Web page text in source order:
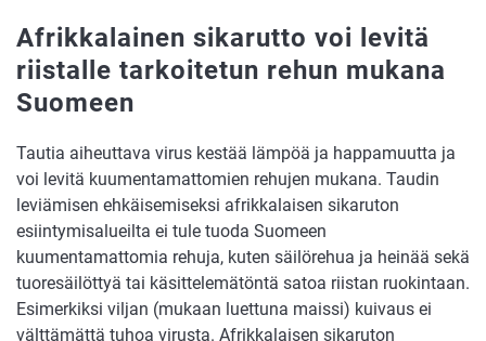
Afrikkalainen sikarutto voi levitä
riistalle tarkoitetun rehun mukana
Suomeen
Tautia aiheuttava virus kestää lämpöä ja happamuutta ja
voi levitä kuumentamattomien rehujen mukana. Taudin
leviämisen ehkäisemiseksi afrikkalaisen sikaruton
esiintymisalueilta ei tule tuoda Suomeen
kuumentamattomia rehuja, kuten säilörehua ja heinää sekä
tuoresäilöttyä tai käsittelemätöntä satoa riistan ruokintaan.
Esimerkiksi viljan (mukaan luettuna maissi) kuivaus ei
välttämättä tuhoa virusta. Afrikkalaisen sikaruton